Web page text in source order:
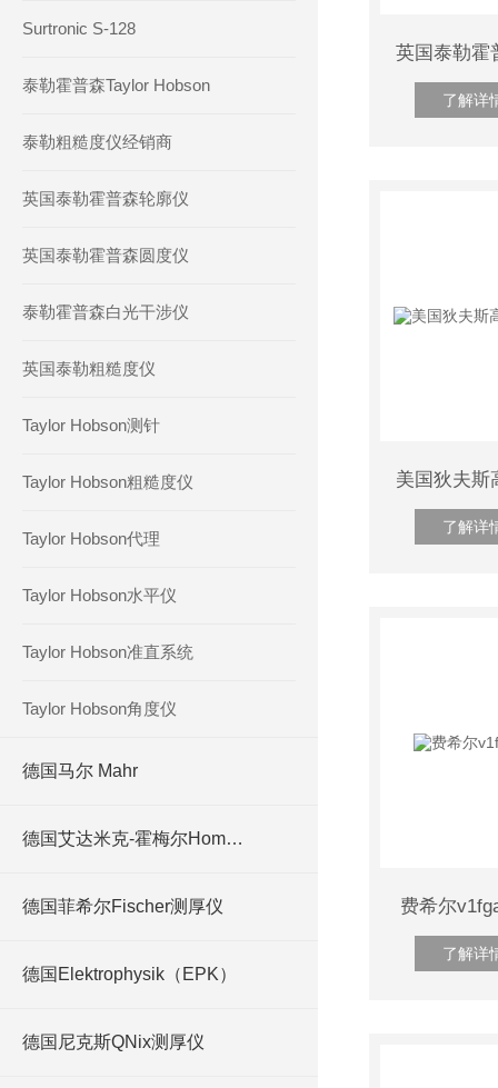
Surtronic S-128
泰勒霍普森Taylor Hobson
泰勒粗糙度仪经销商
英国泰勒霍普森轮廓仪
英国泰勒霍普森圆度仪
泰勒霍普森白光干涉仪
英国泰勒粗糙度仪
Taylor Hobson测针
Taylor Hobson粗糙度仪
Taylor Hobson代理
Taylor Hobson水平仪
Taylor Hobson准直系统
Taylor Hobson角度仪
德国马尔 Mahr
德国艾达米克-霍梅尔Hommel
德国菲希尔Fischer测厚仪
德国Elektrophysik（EPK）
德国尼克斯QNix测厚仪
了解详
了解详
费希尔
了解详